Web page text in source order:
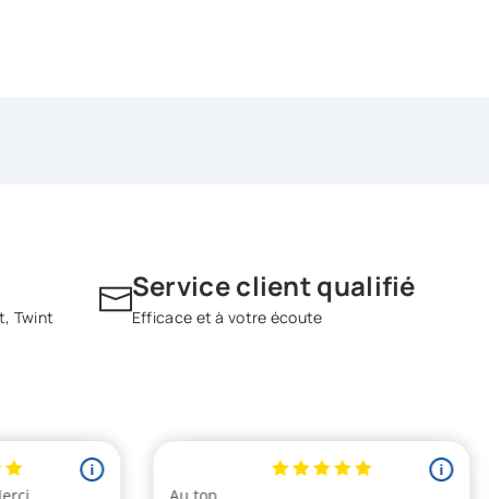
Twint
Service client qualifié
Efficace et à votre écoute